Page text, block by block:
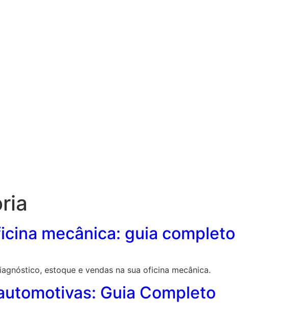
mecânica: guia completo
estoque e vendas na sua oficina mecânica.
Guia Completo